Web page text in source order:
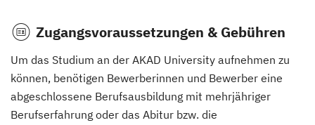
Zugangsvoraussetzungen & Gebühren
Um das Studium an der AKAD University aufnehmen zu
können, benötigen Bewerberinnen und Bewerber eine
abgeschlossene Berufsausbildung mit mehrjähriger
Berufserfahrung oder das Abitur bzw. die